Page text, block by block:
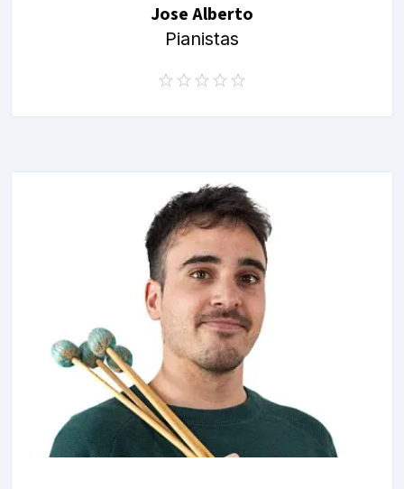
Jose Alberto
Pianistas